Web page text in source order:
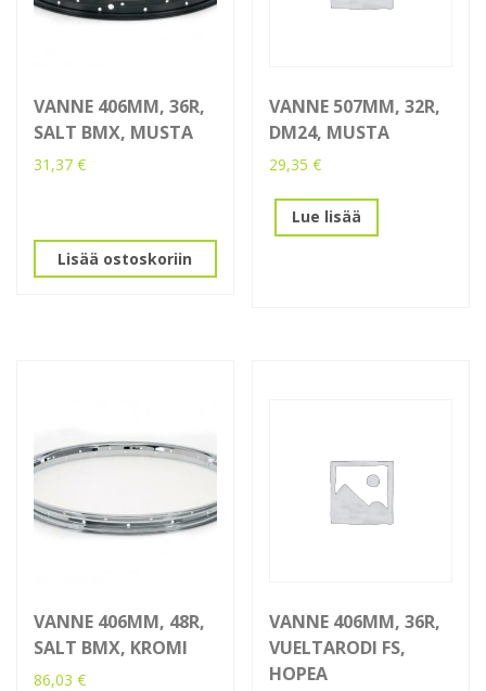
VANNE 406MM, 36R,
SALT BMX, MUSTA
31,37 €
Lisää ostoskoriin
VANNE 507MM, 32R,
DM24, MUSTA
29,35€
Lue lisää
VANNE 406MM, 48R,
SALT BMX, KROMI
86,03 €
VANNE 406MM, 36R,
VUELTARODI FS,
HOPEA